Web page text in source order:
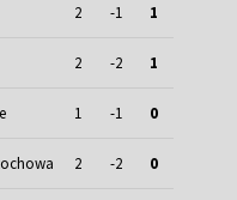
2 -1 1
2 -2 1
1 -1 0
2 -2 0